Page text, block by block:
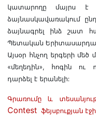
կատարողը մայրս է
ձայնասկավառակում
ձայնագրել ինձ շատ
Պետական
Այսօր հնչող երգերի
«մեղեդին», հոգին ու
դարձել է երանելի:
Գրառումը և
Contest ֆեյսբուքյան